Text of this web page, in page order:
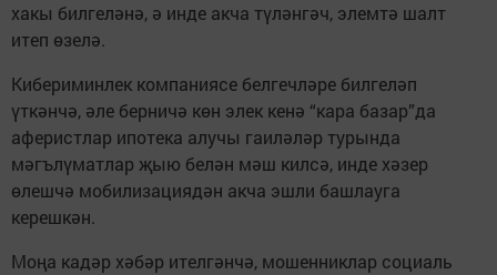
хакы билгеләнә, ә инде акча түләнгәч, элемтә шалт
итеп өзелә.
Кибериминлек компаниясе белгечләре билгеләп
үткәнчә, әле берничә көн элек кенә “кара базар”да
аферистлар ипотека алучы гаиләләр турында
мәгълүматлар җыю белән мәш килсә, инде хәзер
өлешчә мобилизациядән акча эшли башлауга
керешкән.
Моңа кадәр хәбәр ителгәнчә, мошенниклар социаль